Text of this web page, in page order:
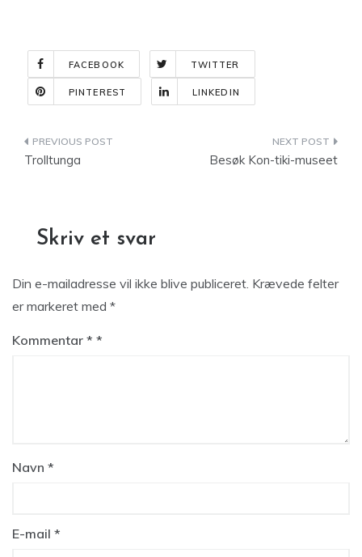
FACEBOOK TWITTER
PINTEREST LINKEDIN
Indlægsnavigation
Trolltunga Besøk Kon-tiki-museet
Skriv et svar
Din e-mailadresse vil ikke blive publiceret. Krævede felter
er markeret med *
Kommentar *
Navn *
E-mail *